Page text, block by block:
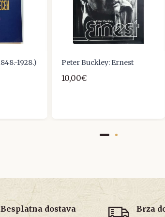
1928.) Peter Buckley: Ernest
10,00€
Besplatna dostava Brza